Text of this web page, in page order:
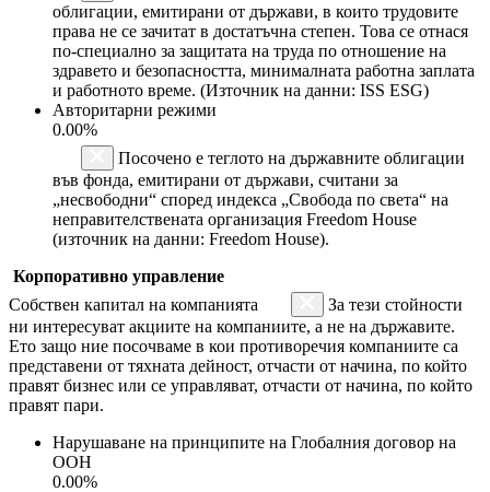
облигации, емитирани от държави, в които трудовите
права не се зачитат в достатъчна степен. Това се отнася
по-специално за защитата на труда по отношение на
здравето и безопасността, минималната работна заплата
и работното време. (Източник на данни: ISS ESG)
Авторитарни режими
0.00%
Посочено е теглото на държавните облигации
във фонда, емитирани от държави, считани за
„несвободни“ според индекса „Свобода по света“ на
неправителствената организация Freedom House
(източник на данни: Freedom House).
Корпоративно управление
Собствен капитал на компанията
За тези стойности
ни интересуват акциите на компаниите, а не на държавите.
Ето защо ние посочваме в кои противоречия компаниите са
представени от тяхната дейност, отчасти от начина, по който
правят бизнес или се управляват, отчасти от начина, по който
правят пари.
Нарушаване на принципите на Глобалния договор на
ООН
0.00%